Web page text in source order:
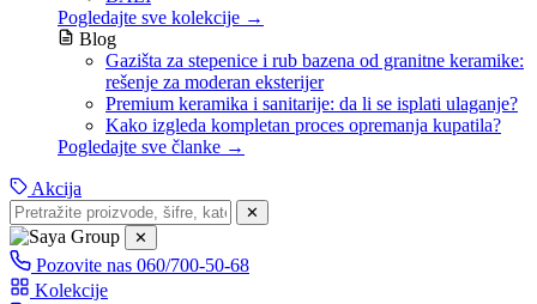
Pogledajte sve kolekcije →
Blog
Gazišta za stepenice i rub bazena od granitne keramike:
rešenje za moderan eksterijer
Premium keramika i sanitarije: da li se isplati ulaganje?
Kako izgleda kompletan proces opremanja kupatila?
Pogledajte sve članke →
Akcija
✕
✕
Pozovite nas 060/700-50-68
Kolekcije